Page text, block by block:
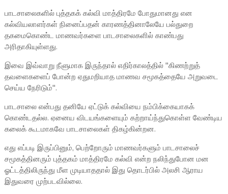
பாடசாலைகளில் புத்தகக் கல்வி மாத்திரமே போதுமானது என
கல்வியலாளர்கள் நினைப்பதன் காரணத்தினாலேயே பல்துறை
தகமைகொண்ட மாணவர்களை பாடசாலைகளில் காண்பது
அரிதாகியுள்ளது.
இவை இவ்வாறு நீளுமாக இருந்தால் எதிர்காலத்தில் "கிணற்றுத்
தவளைகளைப் போன்ற ஏதுமறியாத மாணவ சமூகத்தையே அறுவடை
செய்ய நேரிடும்".
பாடசாலை என்பது தனியே ஏட்டுக் கல்வியை நம்பிக்கையாகக்
கொண்டதல்ல. ஏனைய விடயங்களையும் கற்றாய்ந்துகொள்ள வேண்டிய
கலைக் கூடமாகவே பாடசாலைகள் திகழ்கின்றன.
எது எப்படி இருப்பினும், பெற்றோரும் மாணவர்களும் பாடசாலைச்
சமூகத்தினரும் புத்தகம் மாத்திரமே கல்வி என்ற நலிந்துபோன மன
ஓட்டத்திலிருந்து மீள முடியாததால் இது தொடர்பில் அலசி ஆராய
இதுவரை முற்படவில்லை.